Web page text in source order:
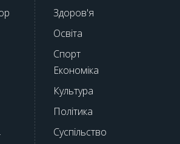
Здоров'я
Освіта
Спорт
Економіка
Культура
Політика
Суспільство